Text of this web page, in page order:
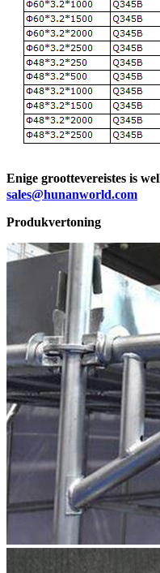
Enige groottevereistes is
sales@hunanworld.com
Produkvertoning